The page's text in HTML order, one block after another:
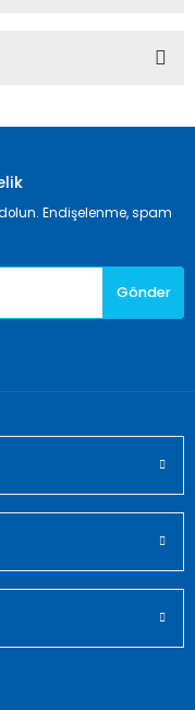
Endişelenme, spam
Gönder